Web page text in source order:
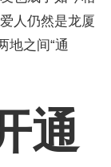
人仍然是龙厦
地之间“通
通